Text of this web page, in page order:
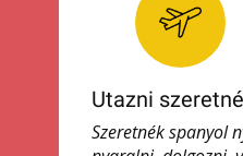
Utazni
Szeretnék spanyol